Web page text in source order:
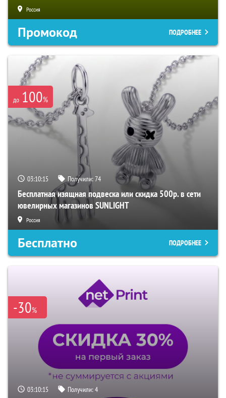
Россия
Промокод ПОДРОБНЕЕ
до 100%
03:10:14 Получили:74
Бесплатная изящная подвеска или скидка 500р. в сети
ювелирных магазинов SUNLIGHT
Россия
Бесплатно ПОДРОБНЕЕ
-30%
03:10:14 Получили:4